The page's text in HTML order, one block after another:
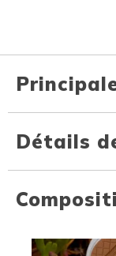
Détails
Media Carousel
Carousel with